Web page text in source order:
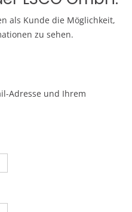
als Kunde die Möglichkeit,
zu sehen.
Adresse und Ihrem